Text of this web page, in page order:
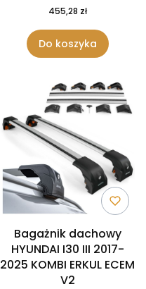
455,28 zł
Do koszyka
Bagażnik dachowy
HYUNDAI I30 III 2017-
2025 KOMBI ERKUL ECEM
V2